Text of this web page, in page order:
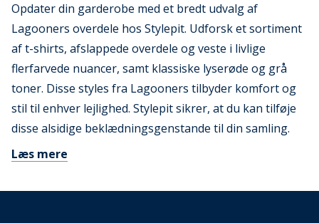
Opdater din garderobe med et bredt udvalg af
Lagooners overdele hos Stylepit. Udforsk et sortiment
af t-shirts, afslappede overdele og veste i livlige
flerfarvede nuancer, samt klassiske lyserøde og grå
toner. Disse styles fra Lagooners tilbyder komfort og
stil til enhver lejlighed. Stylepit sikrer, at du kan tilføje
disse alsidige beklædningsgenstande til din samling.
Læs mere